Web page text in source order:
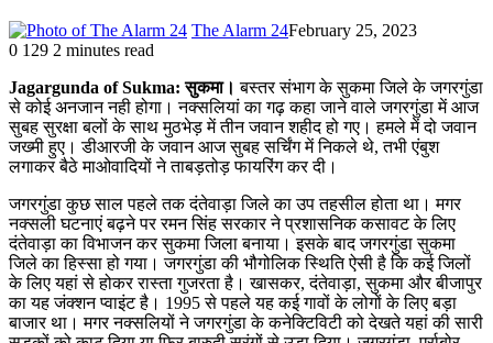
The Alarm 24February 25, 2023
0 129 2 minutes read
Jagargunda of Sukma: सुकमा। बस्तर संभाग के सुकमा जिले के जगरगुंडा
से कोई अनजान नही होगा। नक्सलियां का गढ़ कहा जाने वाले जगरगुंडा में आज
सुबह सुरक्षा बलों के साथ मुठभेड़ में तीन जवान शहीद हो गए। हमले में दो जवान
जख्मी हुए। डीआरजी के जवान आज सुबह सर्चिंग में निकले थे, तभी एंबुश
लगाकर बैठे माओवादियों ने ताबड़तोड़ फायरिंग कर दी।
जगरगुंडा कुछ साल पहले तक दंतेवाड़ा जिले का उप तहसील होता था। मगर
नक्सली घटनाएं बढ़ने पर रमन सिंह सरकार ने प्रशासनिक कसावट के लिए
दंतेवाड़ा का विभाजन कर सुकमा जिला बनाया। इसके बाद जगरगुंडा सुकमा
जिले का हिस्सा हो गया। जगरगुंडा की भौगोलिक स्थिति ऐसी है कि कई जिलों
के लिए यहां से होकर रास्ता गुजरता है। खासकर, दंतेवाड़ा, सुकमा और बीजापुर
का यह जंक्शन प्वाइंट है। 1995 से पहले यह कई गावों के लोगों के लिए बड़ा
बाजार था। मगर नक्सलियों ने जगरगुंडा के कनेक्टिविटी को देखते यहां की सारी